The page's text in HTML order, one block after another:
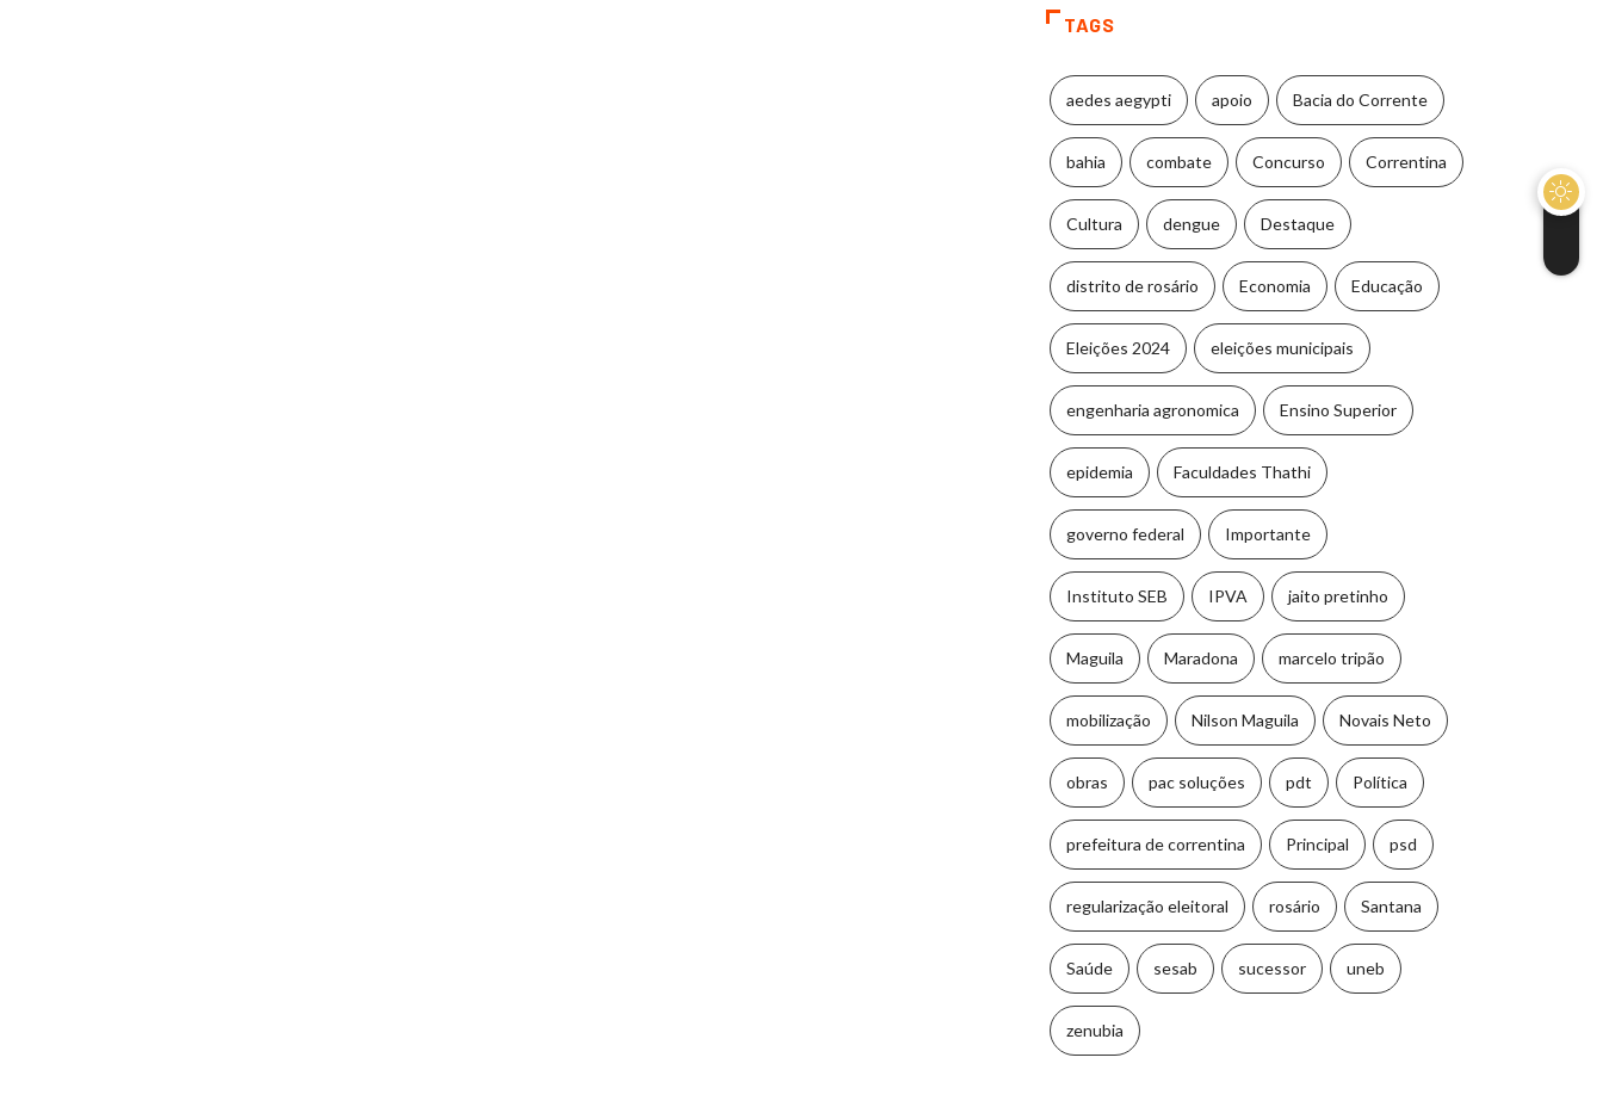
TAGS
aedes aegypti apoio Bacia do Corrente
bahia combate Concurso Correntina
Cultura dengue Destaque
distrito de rosário Economia Educação
Eleições 2024 eleições municipais
engenharia agronomica Ensino Superior
epidemia Faculdades Thathi
governo federal Importante
Instituto SEB IPVA jaito pretinho
Maguila Maradona marcelo tripão
mobilização Nilson Maguila Novais Neto
obras pac soluções pdt Política
prefeitura de correntina Principal psd
regularização eleitoral rosário Santana
Saúde sesab sucessor uneb
zenubia